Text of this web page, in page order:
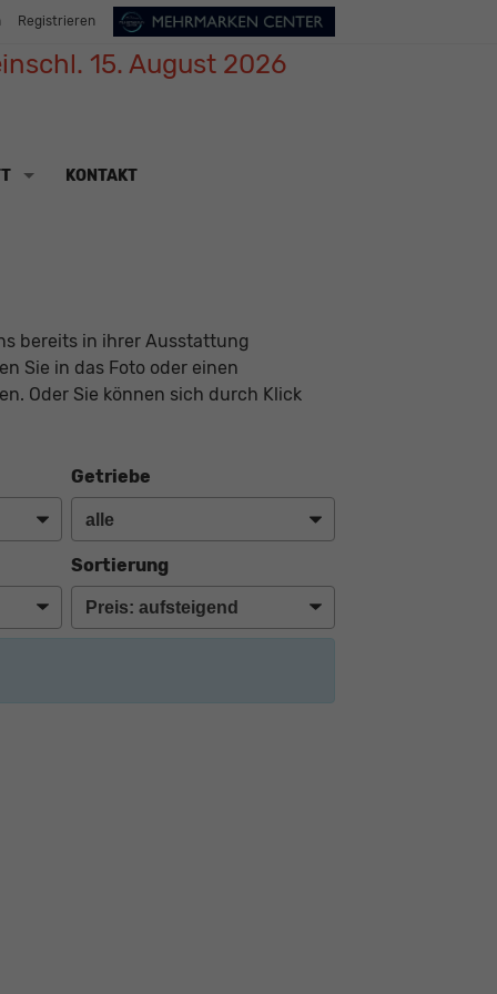
Registrieren
15. August 2026
KONTAKT
bereits in ihrer Ausstattung
Sie in das Foto oder einen
Oder Sie können sich durch Klick
Getriebe
Sortierung